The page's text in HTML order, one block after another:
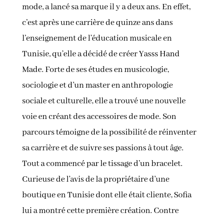
mode, a lancé sa marque il y a deux ans. En effet,
c’est après une carrière de quinze ans dans
l’enseignement de l’éducation musicale en
Tunisie, qu’elle a décidé de créer Yasss Hand
Made. Forte de ses études en musicologie,
sociologie et d’un master en anthropologie
sociale et culturelle, elle a trouvé une nouvelle
voie en créant des accessoires de mode. Son
parcours témoigne de la possibilité de réinventer
sa carrière et de suivre ses passions à tout âge.
Tout a commencé par le tissage d’un bracelet.
Curieuse de l’avis de la propriétaire d’une
boutique en Tunisie dont elle était cliente, Sofia
lui a montré cette première création. Contre